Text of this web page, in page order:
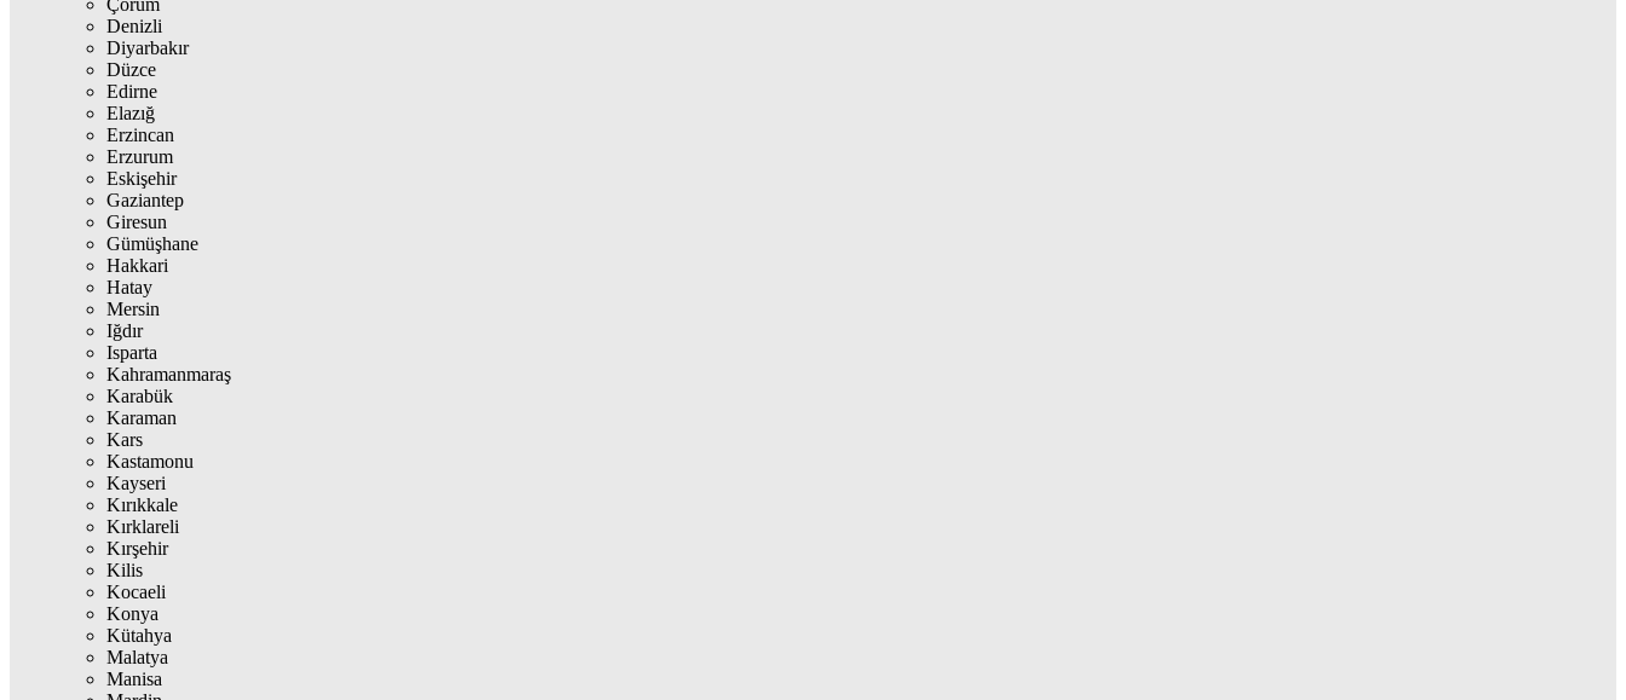
Çorum
Denizli
Diyarbakır
Düzce
Edirne
Elazığ
Erzincan
Erzurum
Eskişehir
Gaziantep
Giresun
Gümüşhane
Hakkari
Hatay
Mersin
Iğdır
Isparta
Kahramanmaraş
Karabük
Karaman
Kars
Kastamonu
Kayseri
Kırıkkale
Kırklareli
Kırşehir
Kilis
Kocaeli
Konya
Kütahya
Malatya
Manisa